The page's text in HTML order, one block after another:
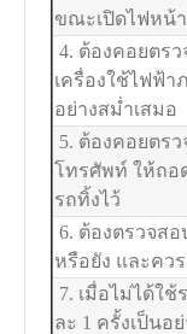
ขณะเปิดไฟหน้
4. ต้องคอยตร
เครื่องใช้ไฟฟ้
อย่างสม่ำเสมอ
5. ต้องคอยตร
โทรศัพท์ ให้ถอ
รถทิ้งไว้
6. ต้องตรวจส
หรือยัง และคว
7. เมื่อไม่ได้ใ
ละ 1 ครั้งเป็นอ